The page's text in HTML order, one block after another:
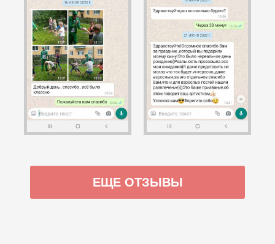
ЕЩЕ ОТЗЫВЫ